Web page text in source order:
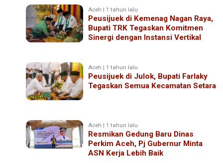
Aceh | 1 tahun lalu
Peusijuek di Kemenag Nagan Raya,
Bupati TRK Tegaskan Komitmen
Sinergi dengan Instansi Vertikal
Aceh | 1 tahun lalu
Peusijuek di Julok, Bupati Farlaky
Tegaskan Semua Kecamatan Setara
Aceh | 1 tahun lalu
Resmikan Gedung Baru Dinas
Perkim Aceh, Pj Gubernur Minta
ASN Kerja Lebih Baik